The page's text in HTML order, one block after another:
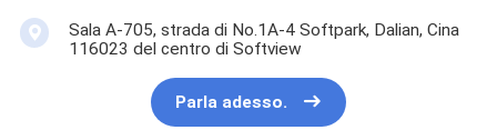
Sala A-705, strada di No.1A-4 Softpark, Dalian, Cina
116023 del centro di Softview
Parla adesso.